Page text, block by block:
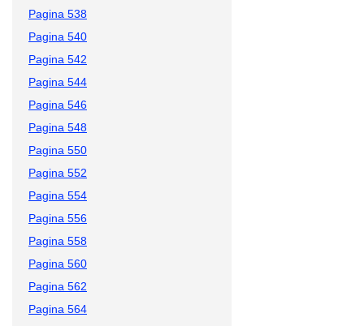
Pagina 538
Pagina 540
Pagina 542
Pagina 544
Pagina 546
Pagina 548
Pagina 550
Pagina 552
Pagina 554
Pagina 556
Pagina 558
Pagina 560
Pagina 562
Pagina 564